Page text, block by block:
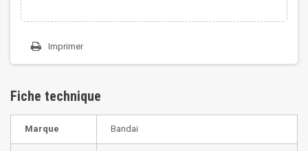
Imprimer
Fiche technique
Marque Bandai